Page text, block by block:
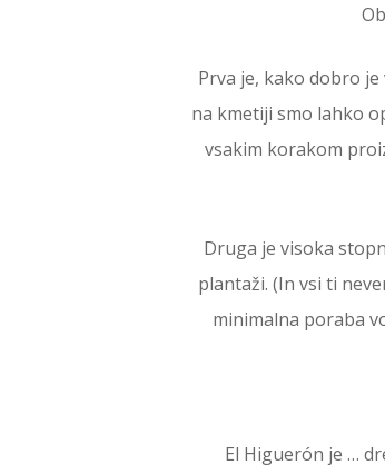
Prva je, kako dobro
na kmetiji smo lahko
vsakim korakom
Druga je visoka
plantaži. (In vsi ti
minimalna poraba
El Higuerón je …